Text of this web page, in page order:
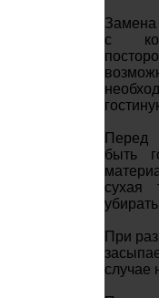
Замена
с
Перед
быть
сухая
При
случае